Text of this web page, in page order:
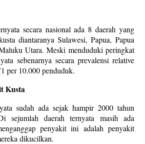
secara nasional ada 8 daerah yang
diantaranya Sulawesi, Papua, Papua
Utara. Meski menduduki peringkat
sebenarnya secara prevalensi relative
per 10.000 penduduk.
Kusta
sudah ada sejak hampir 2000 tahun
sejumlah daerah ternyata masih ada
penyakit ini adalah penyakit
dikucilkan.